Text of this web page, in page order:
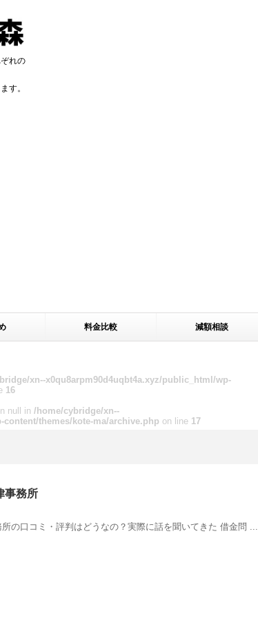
れの
。
す。
料金比較 減額相談
xn--x0qu8arpm90d4uqbt4a.xyz/public_html/wp-
16
null in /home/cybridge/xn--
themes/kote-ma/archive.php on line 17
事務所
の口コミ・評判はどうなの？実際に話を聞いてきた 借金問 ...